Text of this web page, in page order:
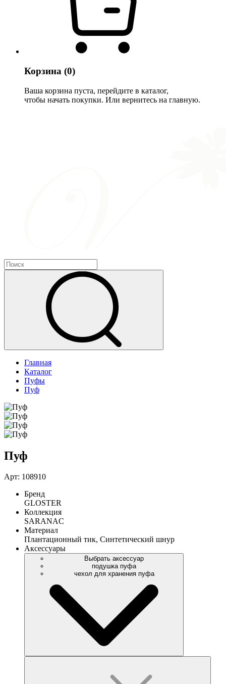
Корзина (0)
Ваша корзина пуста, перейдите в каталог,
чтобы начать покупки. Или вернитесь на главную.
Главная
Каталог
Пуфы
Пуф
Пуф
Арт: 108910
Бренд
GLOSTER
Коллекция
SARANAC
Материал
Плантационный тик, Синтетический шнур
Аксессуары
Выбрать аксессуар
подушка пуфа
чехол для хранения пуфа